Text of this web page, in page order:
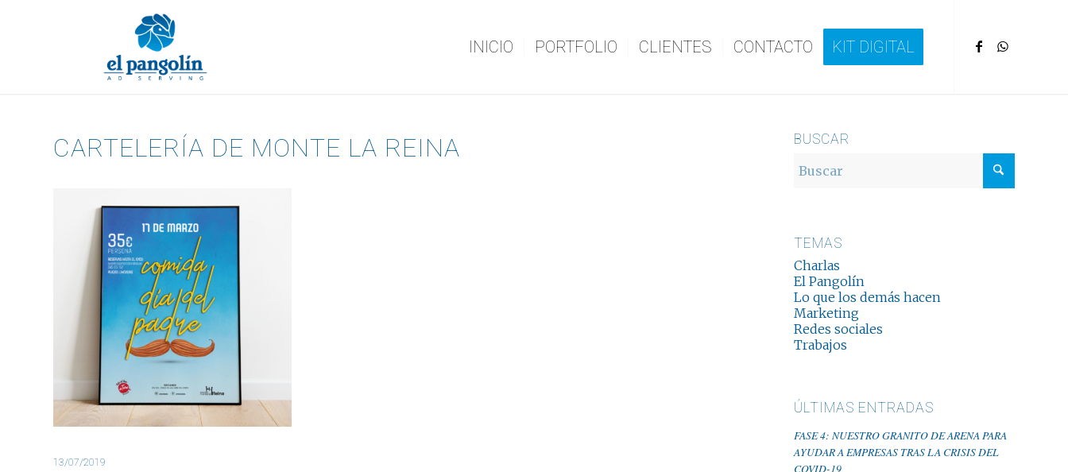
INICIO PORTFOLIO CLIENTES CONTACTO KIT DIGITAL
CARTELERÍA DE MONTE LA REINA
13/07/2019
BUSCAR
TEMAS
Charlas
El Pangolín
Lo que los demás hacen
Marketing
Redes sociales
Trabajos
ÚLTIMAS ENTRADAS
FASE 4: NUESTRO GRANITO DE ARENA PARA
AYUDAR A EMPRESAS TRAS LA CRISIS DEL
COVID-19